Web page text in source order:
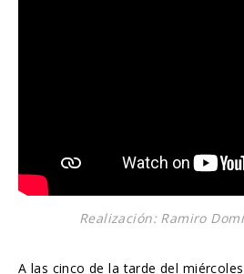
Realización: Ramiro
A las cinco de la tarde del